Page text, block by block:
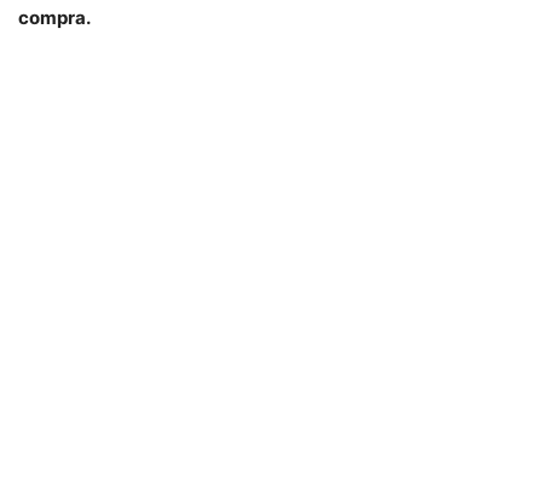
compra.